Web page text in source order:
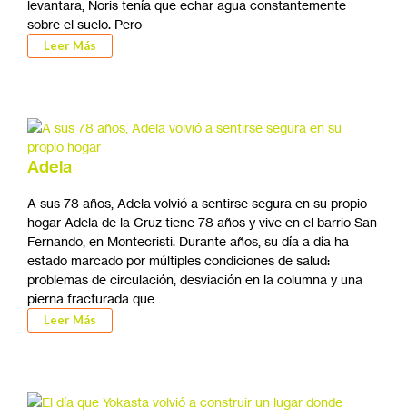
levantara, Noris tenía que echar agua constantemente
sobre el suelo. Pero
Leer Más
Adela
A sus 78 años, Adela volvió a sentirse segura en su propio
hogar Adela de la Cruz tiene 78 años y vive en el barrio San
Fernando, en Montecristi. Durante años, su día a día ha
estado marcado por múltiples condiciones de salud:
problemas de circulación, desviación en la columna y una
pierna fracturada que
Leer Más